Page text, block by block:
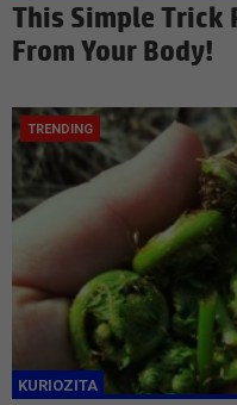
This Simple Trick
From Your Body!